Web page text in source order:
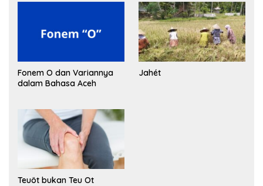
Fonem O dan Variannya
dalam Bahasa Aceh
Jahét
Teuöt bukan Teu Ot